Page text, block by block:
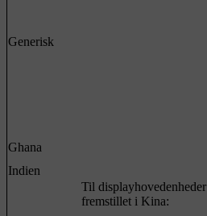
Generisk
Ghana
Indien
Til displayhovedenheder
fremstillet i Kina: